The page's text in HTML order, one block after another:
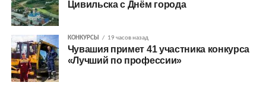
Цивильска с Днём города
КОНКУРСЫ 19 часов назад
Чувашия примет 41 участника конкурса
«Лучший по профессии»